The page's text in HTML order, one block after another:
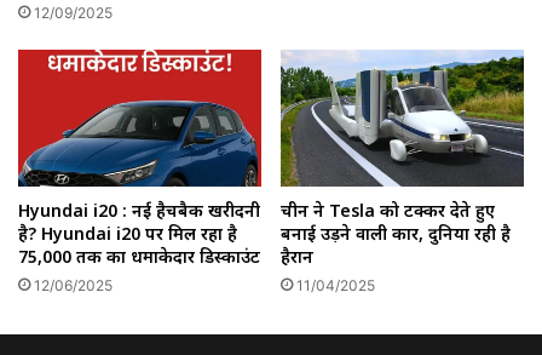
12/09/2025
Hyundai i20 : नई हैचबैक खरीदनी
है? Hyundai i20 पर मिल रहा है
₹75,000 तक का धमाकेदार डिस्काउंट
12/06/2025
चीन ने Tesla को टक्कर देते हुए
बनाई उड़ने वाली कार, दुनिया रही है
हैरान
11/04/2025